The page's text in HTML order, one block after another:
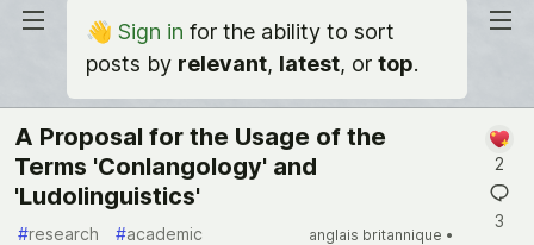
👋 Sign in for the ability to sort
posts by relevant, latest, or top.
A Proposal for the Usage of the
Terms 'Conlangology' and
'Ludolinguistics'
#research #academic
anglais britannique •
2
3